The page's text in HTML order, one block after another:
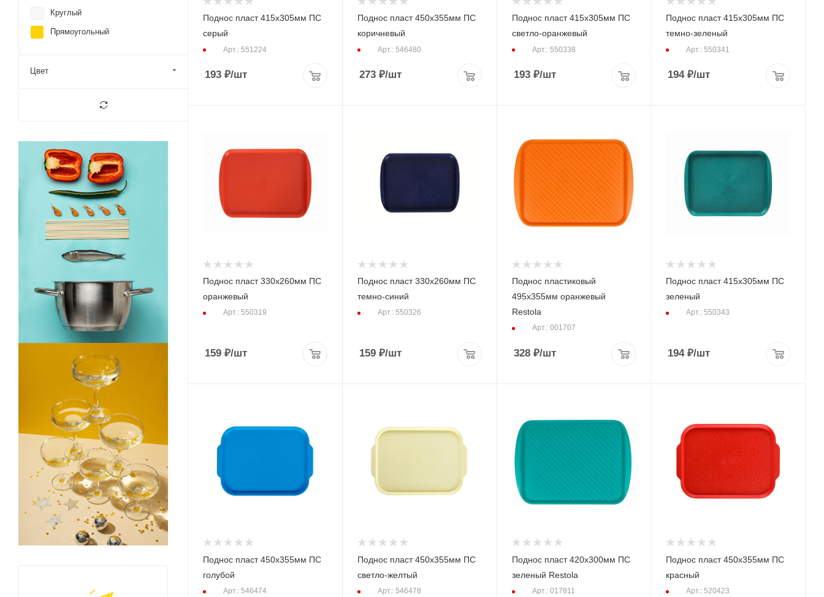
Поднос пласт 415х305мм ПС
серый
Арт.: 551224
193 ₽/шт
Поднос пласт 450х355мм ПС
коричневый
Арт.: 546480
273₽/шт
Поднос пласт 415х305мм ПС
светло-оранжевый
Арт.: 550338
193₽/шт
Поднос пласт 415х305мм ПС
темно-зеленый
Арт.: 550341
194₽/шт
Поднос пласт 330х260мм ПС
оранжевый
Арт.: 550319
159 ₽/шт
Поднос пласт 330х260мм ПС
темно-синий
Арт.: 550326
159₽/шт
Поднос пластиковый
495х355мм оранжевый
Restola
Арт.: 001707
328₽/шт
Поднос пласт 415х305мм ПС
зеленый
Арт.: 550343
194₽/шт
Поднос пласт 450х355мм ПС
голубой
Арт.: 546474
Поднос пласт 450х355мм ПС
светло-желтый
Арт.: 546478
Поднос пласт 420х300мм ПС
зеленый Restola
Арт.: 017811
Поднос пласт 450х355мм ПС
красный
Арт.: 520423
Круглый
Прямоугольный
Цвет